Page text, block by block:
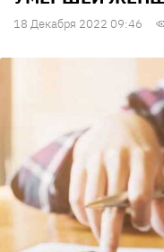
18 Декабря 2022 09:46